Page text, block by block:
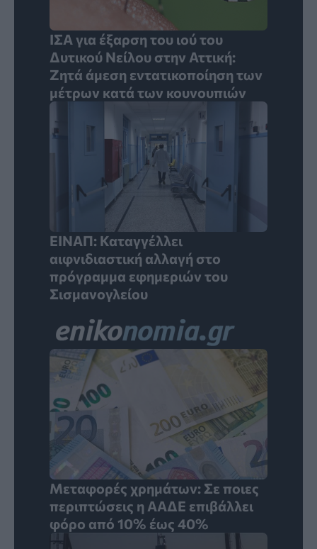
ΙΣΑ για έξαρση του ιού του
Δυτικού Νείλου στην Αττική:
Ζητά άμεση εντατικοποίηση των
μέτρων κατά των κουνουπιών
ΕΙΝΑΠ: Καταγγέλλει
αιφνιδιαστική αλλαγή στο
πρόγραμμα εφημεριών του
Σισμανογλείου
Μεταφορές χρημάτων: Σε ποιες
περιπτώσεις η ΑΑΔΕ επιβάλλει
φόρο από 10% έως 40%